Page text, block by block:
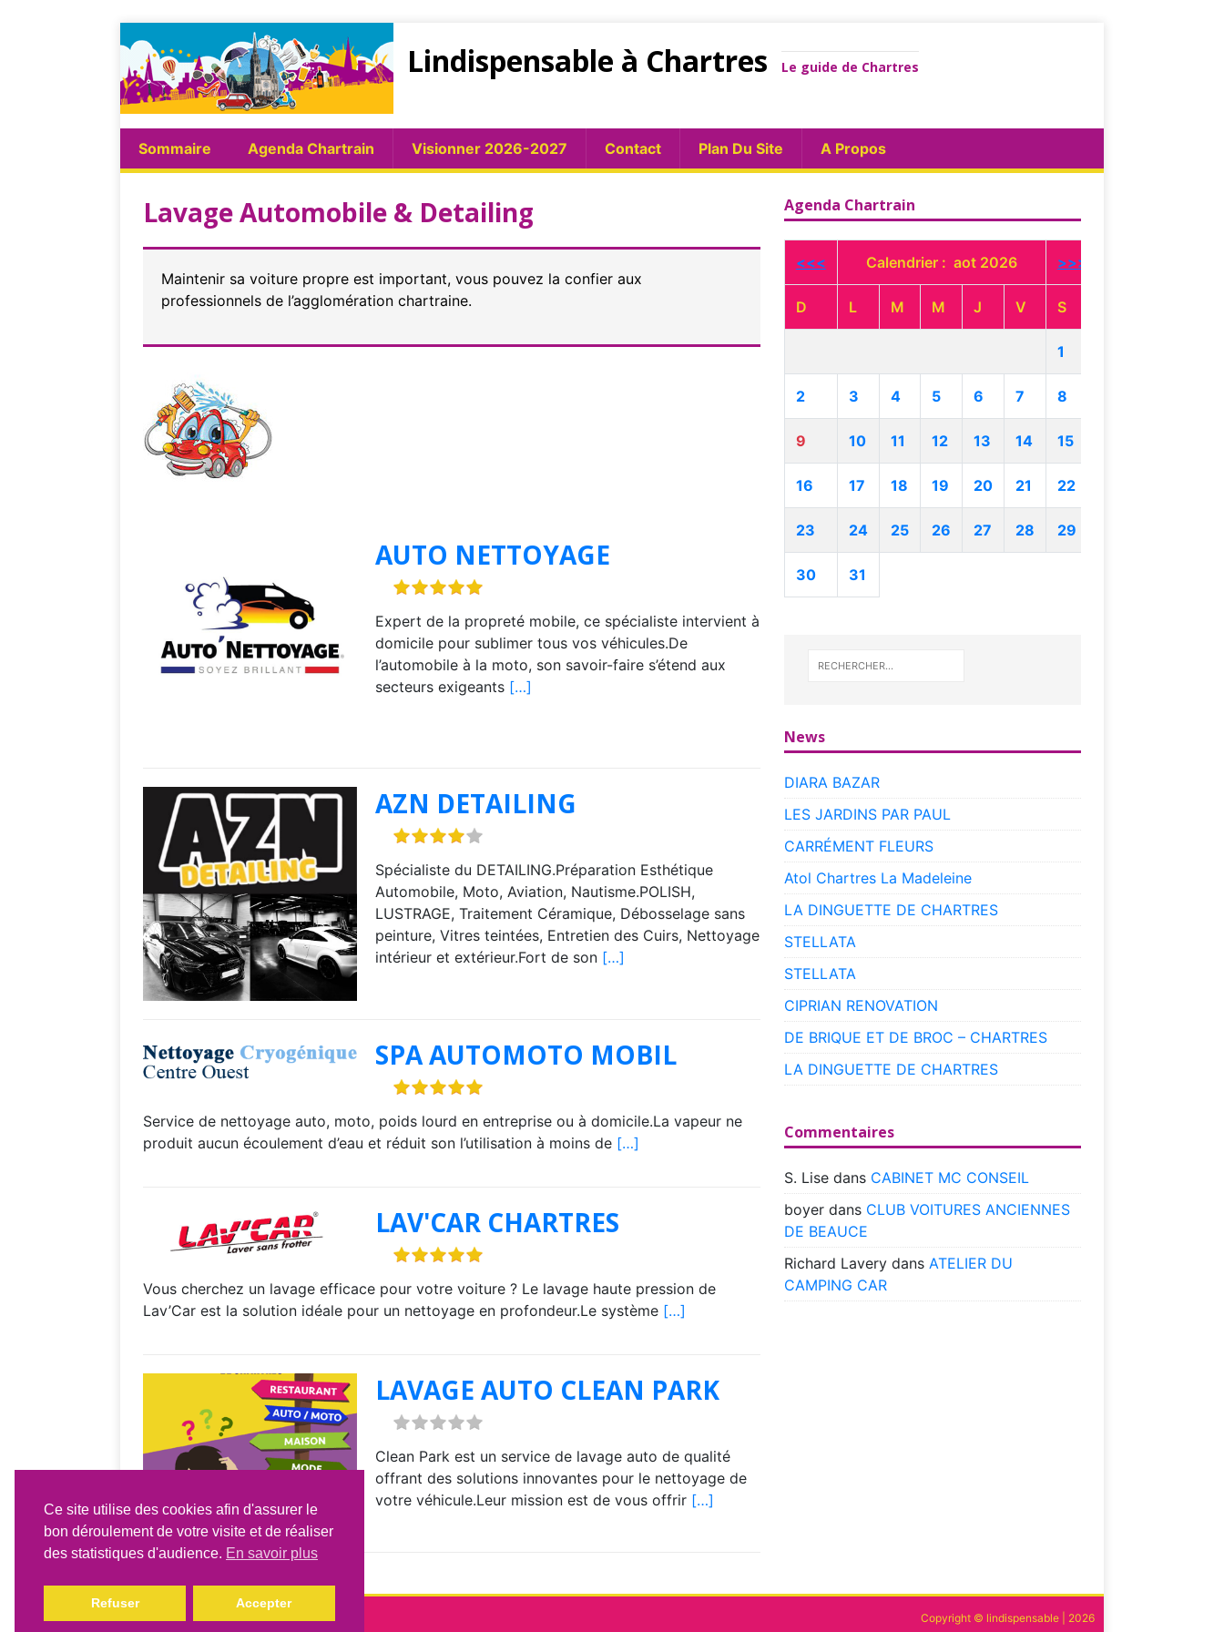
Lindispensable à Chartres Le guide de Chartres
Sommaire Agenda Chartrain Visionner 2026-2027 Contact Plan Du Site A Propos
Lavage Automobile & Detailing
Maintenir sa voiture propre est important, vous pouvez la confier aux
professionnels de l’agglomération chartraine.
AUTO NETTOYAGE
Expert de la propreté mobile, ce spécialiste intervient à
domicile pour sublimer tous vos véhicules.De
l’automobile à la moto, son savoir-faire s’étend aux
secteurs exigeants […]
AZN DETAILING
Spécialiste du DETAILING.Préparation Esthétique
Automobile, Moto, Aviation, Nautisme.POLISH,
LUSTRAGE, Traitement Céramique, Débosselage sans
peinture, Vitres teintées, Entretien des Cuirs, Nettoyage
intérieur et extérieur.Fort de son […]
SPA AUTOMOTO MOBIL
Service de nettoyage auto, moto, poids lourd en entreprise ou à domicile.La vapeur ne
produit aucun écoulement d’eau et réduit son l’utilisation à moins de […]
LAV'CAR CHARTRES
Vous cherchez un lavage efficace pour votre voiture ? Le lavage haute pression de
Lav’Car est la solution idéale pour un nettoyage en profondeur.Le système […]
LAVAGE AUTO CLEAN PARK
Clean Park est un service de lavage auto de qualité
offrant des solutions innovantes pour le nettoyage de
votre véhicule.Leur mission est de vous offrir […]
Agenda Chartrain
<<< Calendrier : aot 2026 >>>
D L M M J V S
1
2 3 4 5 6 7 8
9 10 11 12 13 14 15
16 17 18 19 20 21 22
23 24 25 26 27 28 29
30 31
News
DIARA BAZAR
LES JARDINS PAR PAUL
CARRÉMENT FLEURS
Atol Chartres La Madeleine
LA DINGUETTE DE CHARTRES
STELLATA
STELLATA
CIPRIAN RENOVATION
DE BRIQUE ET DE BROC – CHARTRES
LA DINGUETTE DE CHARTRES
Commentaires
S. Lisedans CABINET MC CONSEIL
boyerdans CLUB VOITURES ANCIENNES
DE BEAUCE
Richard Laverydans ATELIER DU
CAMPING CAR
Copyright © lindispensable | 2026
Ce site utilise des cookies afin d'assurer le
bon déroulement de votre visite et de réaliser
des statistiques d'audience. En savoir plus
Refuser Accepter